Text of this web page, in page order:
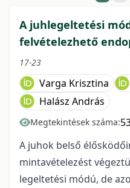
A juhlegeltetési
felvételezhető
17-23
Varga Krisztina
Halász András
Megtekintések száma:
A juhok belső
mintavételezést
legeltetési módú, de